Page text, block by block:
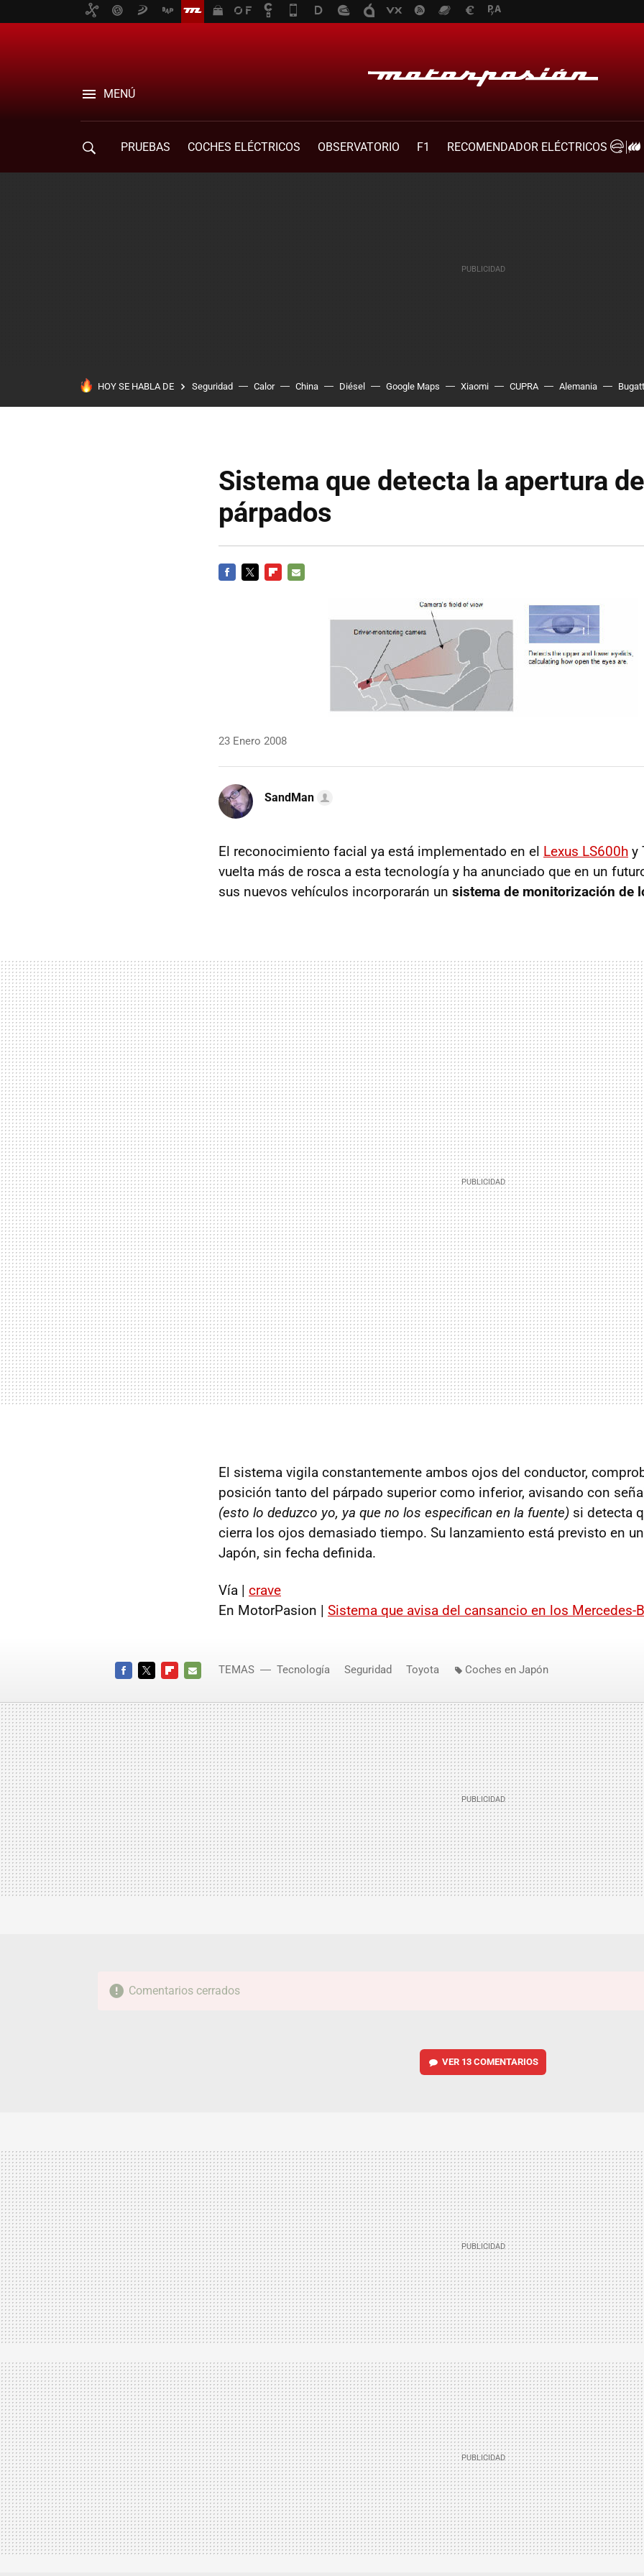
MENÚ
PRUEBAS COCHES ELÉCTRICOS OBSERVATORIO F1
RECOMENDADOR ELÉCTRICOS
HOY SE HABLA DE Seguridad Calor China Diésel Google Maps Xiaomi CUPRA Alemania
Sistema que detecta la apertura
párpados
23 Enero 2008
SandMan
El reconocimiento facial ya está implementado en el Lexus LS600h y
vuelta más de rosca a esta tecnología y ha anunciado que en un
sus nuevos vehículos incorporarán un sistema de monitorización de
El sistema vigila constantemente ambos ojos del conductor,
posición tanto del párpado superior como inferior, avisando con
(esto lo deduzco yo, ya que no los especifican en la fuente) si detecta
cierra los ojos demasiado tiempo. Su lanzamiento está previsto en
Japón, sin fecha definida.
Vía | crave
En MotorPasion | Sistema que avisa del cansancio en los Mercedes-
MAIL
TEMAS Tecnología Seguridad Toyota Coches en Japón
Comentarios cerrados
VER 13 COMENTARIOS